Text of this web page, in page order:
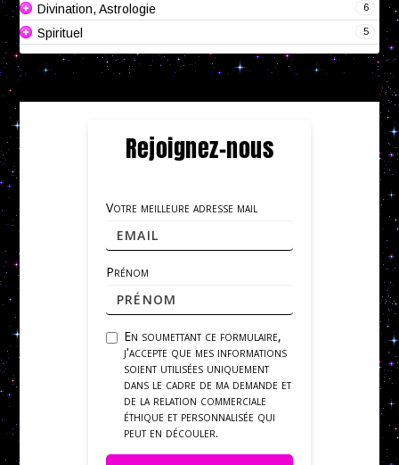
6
Divination, Astrologie
5
Spirituel
Rejoignez-nous
Votre meilleure adresse mail
Prénom
En soumettant ce formulaire,
j'accepte que mes informations
soient utilisées uniquement
dans le cadre de ma demande et
de la relation commerciale
éthique et personnalisée qui
peut en découler.